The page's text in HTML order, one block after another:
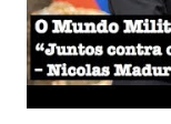
incrível! Os EUA
seguido do Brasil.
dos mais ativos ...